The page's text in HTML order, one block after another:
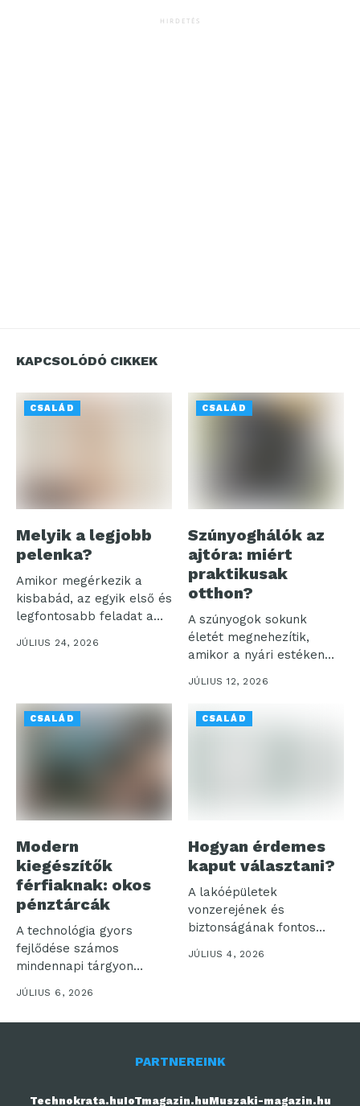
HIRDETÉS
KAPCSOLÓDÓ CIKKEK
CSALÁD
Melyik a legjobb
pelenka?
Amikor megérkezik a
kisbabád, az egyik első és
legfontosabb feladat a
megfelelő...
JÚLIUS 24, 2026
CSALÁD
Szúnyoghálók az
ajtóra: miért
praktikusak
otthon?
A szúnyogok sokunk
életét megnehezítik,
amikor a nyári estéken
akarjuk élvezni a...
JÚLIUS 12, 2026
CSALÁD
Modern
kiegészítők
férfiaknak: okos
pénztárcák
A technológia gyors
fejlődése számos
mindennapi tárgyon
hagyott nyomot, és a
férfiak...
JÚLIUS 6, 2026
CSALÁD
Hogyan érdemes
kaput választani?
A lakóépületek
vonzerejének és
biztonságának fontos
eleme a kapu. Hiszen
első látásra...
JÚLIUS 4, 2026
PARTNEREINK
Technokrata.huIoTmagazin.huMuszaki-magazin.hu